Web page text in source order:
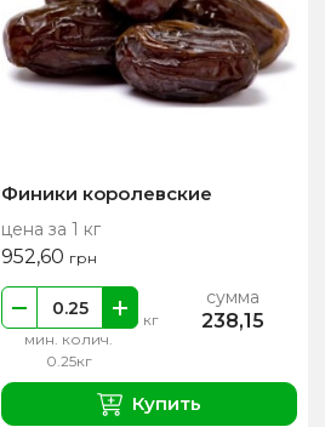
Финики королевские
цена за 1 кг
952,60 грн
мин. колич.
0.25кг
кг
сумма
238,15
Купить